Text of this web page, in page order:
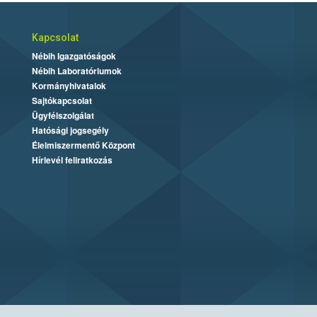
Kapcsolat
Nébih Igazgatóságok
Nébih Laboratóriumok
Kormányhivatalok
Sajtókapcsolat
Ügyfélszolgálat
Hatósági jogsegély
Élelmiszermentő Központ
Hírlevél feliratkozás